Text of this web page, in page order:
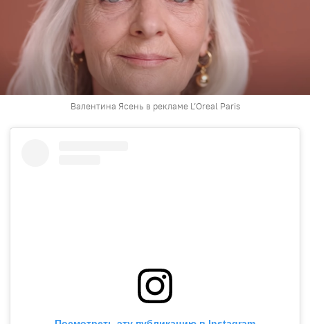
Валентина Ясень в рекламе L’Oreal Paris